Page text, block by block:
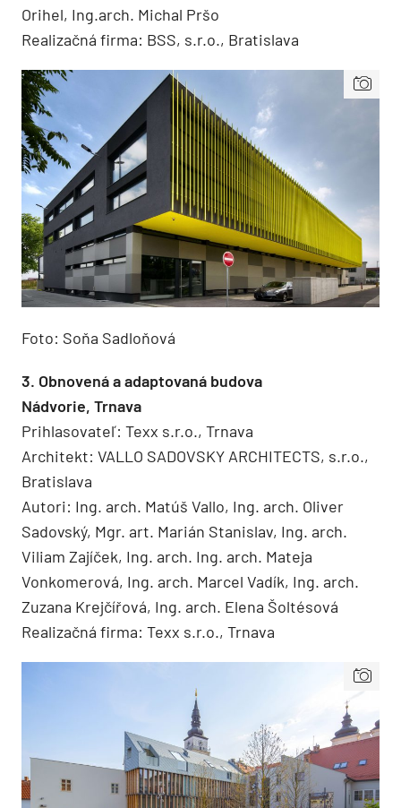
Orihel, Ing.arch. Michal Pršo
Realizačná firma: BSS, s.r.o., Bratislava
Foto: Soňa Sadloňová
3. Obnovená a adaptovaná budova
Nádvorie, Trnava
Prihlasovateľ: Texx s.r.o., Trnava
Architekt: VALLO SADOVSKY ARCHITECTS, s.r.o.,
Bratislava
Autori: Ing. arch. Matúš Vallo, Ing. arch. Oliver
Sadovský, Mgr. art. Marián Stanislav, Ing. arch.
Viliam Zajíček, Ing. arch. Ing. arch. Mateja
Vonkomerová, Ing. arch. Marcel Vadík, Ing. arch.
Zuzana Krejčířová, Ing. arch. Elena Šoltésová
Realizačná firma: Texx s.r.o., Trnava